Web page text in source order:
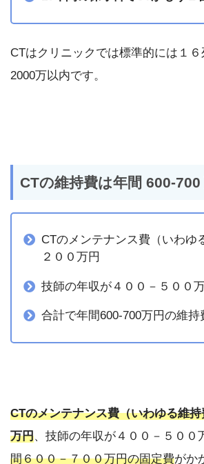
CTはクリニックでは標準的には１
2000万以内です。
CTの維持費は年間 600-700
CTのメンテナンス費（いわゆ
２００万円
技師の年収が４００－５００
合計で年間600-700万円の維持
CTのメンテナンス費（いわゆる維
万円、技師の年収が４００－５００
間６００－７００万円の固定費がか